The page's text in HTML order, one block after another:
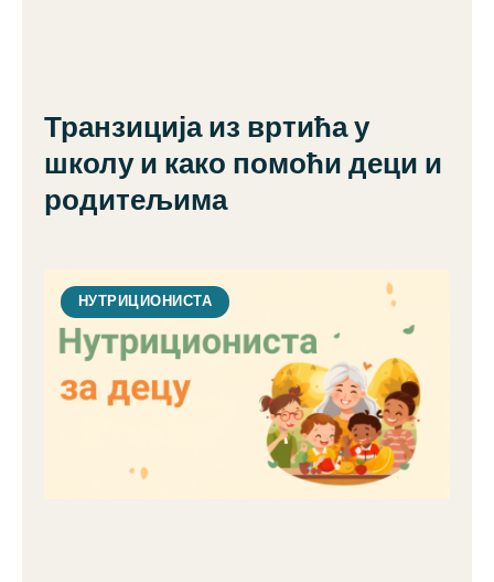
Транзиција из вртића у
школу и како помоћи деци и
родитељима
НУТРИЦИОНИСТА